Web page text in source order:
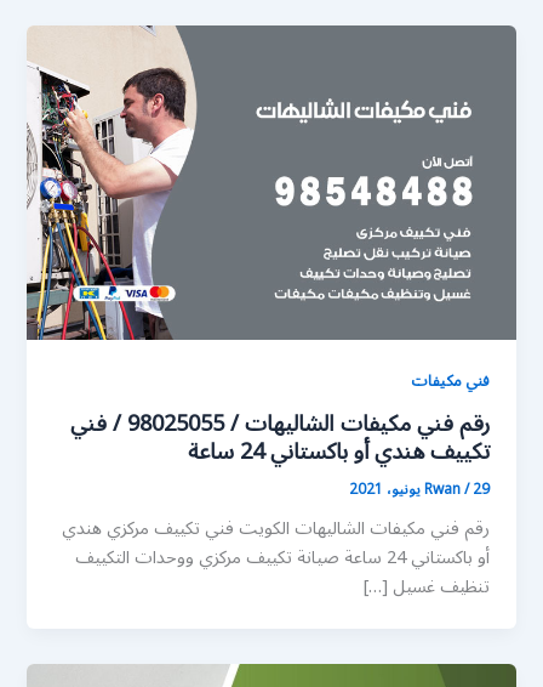
فني مكيفات
رقم فني مكيفات الشاليهات / 98025055 / فني
تكييف هندي أو باكستاني 24 ساعة
Rwan/29 يونيو، 2021
رقم فني مكيفات الشاليهات الكويت فني تكييف مركزي هندي
أو باكستاني 24 ساعة صيانة تكييف مركزي ووحدات التكييف
تنظيف غسيل […]